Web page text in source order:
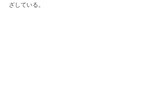
ざしている。